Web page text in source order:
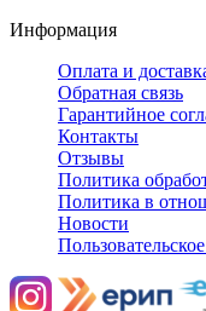
Информация
Оплата и
Обратная связь
Гарантийное
Контакты
Отзывы
Политика
Политика в
Новости